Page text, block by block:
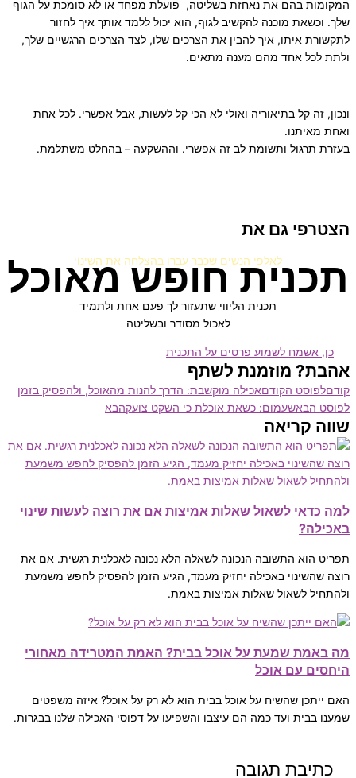
המקומות בהם את נאחזת בשליטה, פועלת מפחד או לא סומכת על הגוף
שלך. וכשאת מוכנה להקשיב לגוף, הוא יכול ללמד אותך איך לחזור
לתקשורת איתו, איך להבין את הצרכים שלו, לצד הצרכים הרגשיים שלך,
ולתת לכל אחד מהם מענה מתאים.
ונכון, זה קל בתיאוריה ואולי לא הכי קל לעשות, אבל אפשרי. לכל אחת
ואחת מאיתנו.
בעזרת תרגול ותשומת לב זה אפשרי. וההשקעה – בהחלט משתלמת.
הצטרפי גם את
לאלפי הנשים שכבר עברו בהצלחה את השינוי
תכנית חופש מאוכל
תכנית הליווי שתעזור לך פעם אחת ולתמיד
לאכול מסודר ובשליטה
כן, אשמח לשמוע פרטים על התכנית
אהבת? מוזמנת לשתף
קודםלפוסט הקודםאכילה מוקשבת: הדרך להנות מהאוכל, ולהפסיק בזמן
לפוסט הבאשעמום: כשאת אוכלת כי השקט צועקהבא
שווה קריאה
למה כדאי לשאול שאלות אמיצות אם את רוצה לעשות שינוי
באכילה?
תפריט הוא התשובה הנכונה לשאלה הלא נכונה לאכלנית רגשית. אם את
רוצה שהשינוי באכילה יחזיק מעמד, הגיע הזמן להפסיק לחפש משמעת
ולהתחיל לשאול שאלות אמיצות באמת.
מה באמת שמעת על אוכל בבית? האמת המטרידה מאחורי
היחסים עם אוכל
האם ייתכן שהשיח על אוכל בבית הוא לא רק על אוכל? איזה משפטים
שמענו בבית ועד כמה הם עיצבו והשפיעו על דפוסי האכילה שלנו בבגרות.
כתיבת תגובה